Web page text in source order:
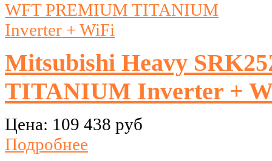
Mitsubishi Heavy
TITANIUM Inverter +
Цена: 109 438 руб
Подробнее